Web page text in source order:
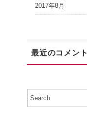
2017年8月
最近のコメント